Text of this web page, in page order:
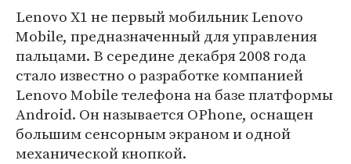
Lenovo X1 не первый мобильник Lenovo
Mobile, предназначенный для управления
пальцами. В середине декабря 2008 года
стало известно о разработке компанией
Lenovo Mobile телефона на базе платформы
Android. Он называется OPhone, оснащен
большим сенсорным экраном и одной
механической кнопкой.